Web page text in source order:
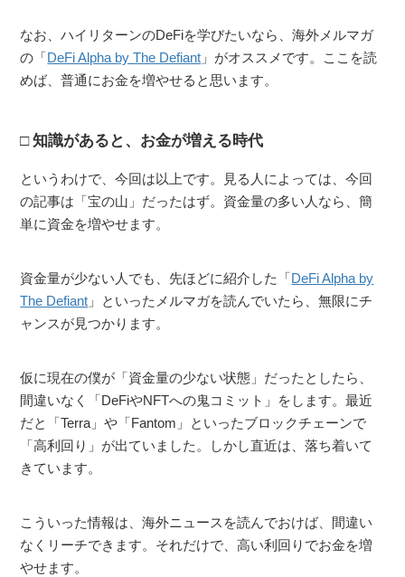
なお、ハイリターンのDeFiを学びたいなら、海外メルマガ
の「DeFi Alpha by The Defiant 」がオススメです。ここを読
めば、普通にお金を増やせると思います。
知識があると、お金が増える時代
というわけで、今回は以上です。見る人によっては、今回
の記事は「宝の山」だったはず。資金量の多い人なら、簡
単に資金を増やせます。
資金量が少ない人でも、先ほどに紹介した「DeFi Alpha by
The Defiant 」といったメルマガを読んでいたら、無限にチ
ャンスが見つかります。
仮に現在の僕が「資金量の少ない状態」だったとしたら、
間違いなく「DeFiやNFTへの鬼コミット」をします。最近
だと「Terra」や「Fantom」といったブロックチェーンで
「高利回り」が出ていました。しかし直近は、落ち着いて
きています。
こういった情報は、海外ニュースを読んでおけば、間違い
なくリーチできます。それだけで、高い利回りでお金を増
やせます。